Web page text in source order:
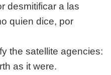
desmitificar a las
quien dice, por
the satellite agencies:
as it were.